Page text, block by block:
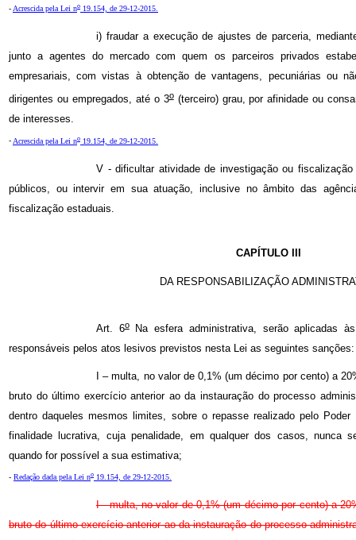
- Acrescida pela Lei no 19.154, de 29-12-2015.
i) fraudar a execução de ajustes de parceria,
junto a agentes do mercado com quem os parceiros privados
empresariais, com vistas à obtenção de vantagens, pecuniárias ou
dirigentes ou empregados, até o 3o(terceiro) grau, por afinidade ou
de interesses.
- Acrescida pela Lei no 19.154, de 29-12-2015.
V - dificultar atividade de investigação ou
públicos, ou intervir em sua atuação, inclusive no âmbito das
fiscalização estaduais.
CAPÍTULO III
DA RESPONSABILIZAÇÃO
Art. 6oNa esfera administrativa, serão aplicadas
responsáveis pelos atos lesivos previstos nesta Lei as seguintes sanções:
I – multa, no valor de 0,1% (um décimo por cento) a
bruto do último exercício anterior ao da instauração do processo
dentro daqueles mesmos limites, sobre o repasse realizado pelo
finalidade lucrativa, cuja penalidade, em qualquer dos casos, nunca
quando for possível a sua estimativa;
- Redação dada pela Lei no 19.154, de 29-12-2015.
I - multa, no valor de 0,1% (um décimo por cento) a
bruto do último exercício anterior ao da instauração do processo